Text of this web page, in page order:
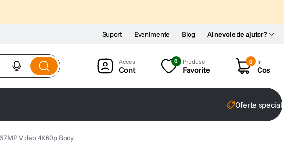
Ai nevoie de ajutor?
Suport Evenimente Blog
Cont
0 Produse
Favorite
0 In
Cos
Oferte
Video 4K60p Body